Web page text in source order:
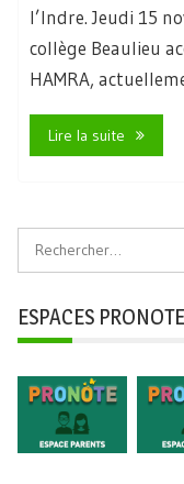
l’Indre. Jeudi 15
collège Beaulieu
HAMRA,
Lire la suite
ESPACES PRONOTE